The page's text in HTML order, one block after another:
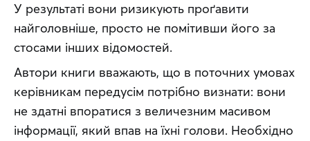
У результаті вони ризикують проґавити
найголовніше, просто не помітивши його за
стосами інших відомостей.
Автори книги вважають, що в поточних умовах
керівникам передусім потрібно визнати: вони
не здатні впоратися з величезним масивом
інформації, який впав на їхні голови. Необхідно